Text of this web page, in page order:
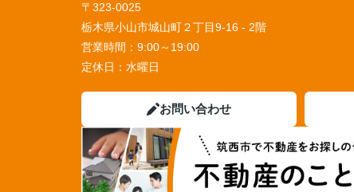
〒323-0025
栃木県小山市城山町２丁目9-16 - 2階
営業時間： 9:00～19:00
定休日： 水曜日
お問い合わせ